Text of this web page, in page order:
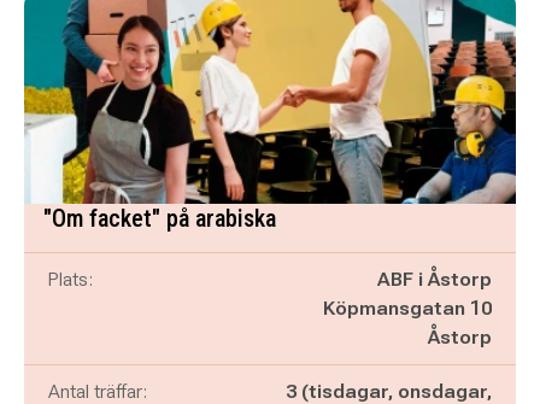
"Om facket" på arabiska
Plats:
ABF i Åstorp
Köpmansgatan 10
Åstorp
Antal träffar:
3 (tisdagar, onsdagar,